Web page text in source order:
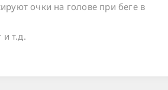
очки на голове при беге в
и т.д.